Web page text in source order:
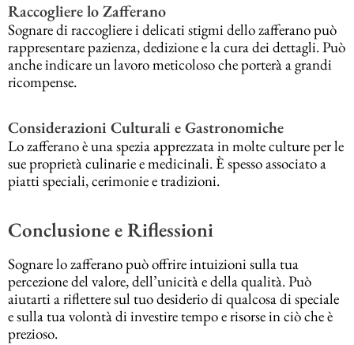
Raccogliere lo Zafferano
Sognare di raccogliere i delicati stigmi dello zafferano può
rappresentare pazienza, dedizione e la cura dei dettagli. Può
anche indicare un lavoro meticoloso che porterà a grandi
ricompense.
Considerazioni Culturali e Gastronomiche
Lo zafferano è una spezia apprezzata in molte culture per le
sue proprietà culinarie e medicinali. È spesso associato a
piatti speciali, cerimonie e tradizioni.
Conclusione e Riflessioni
Sognare lo zafferano può offrire intuizioni sulla tua
percezione del valore, dell’unicità e della qualità. Può
aiutarti a riflettere sul tuo desiderio di qualcosa di speciale
e sulla tua volontà di investire tempo e risorse in ciò che è
prezioso.